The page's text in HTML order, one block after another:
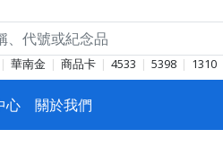
華南金 商品卡 4533 5398 1310
心 關於我們